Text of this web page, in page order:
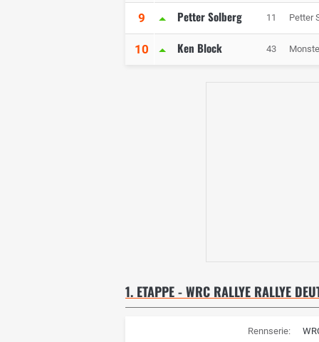
9 Petter Solberg 11 Petter
10 Ken Block 43
1. ETAPPE - WRC RALLYE RALLYE
Rennserie: